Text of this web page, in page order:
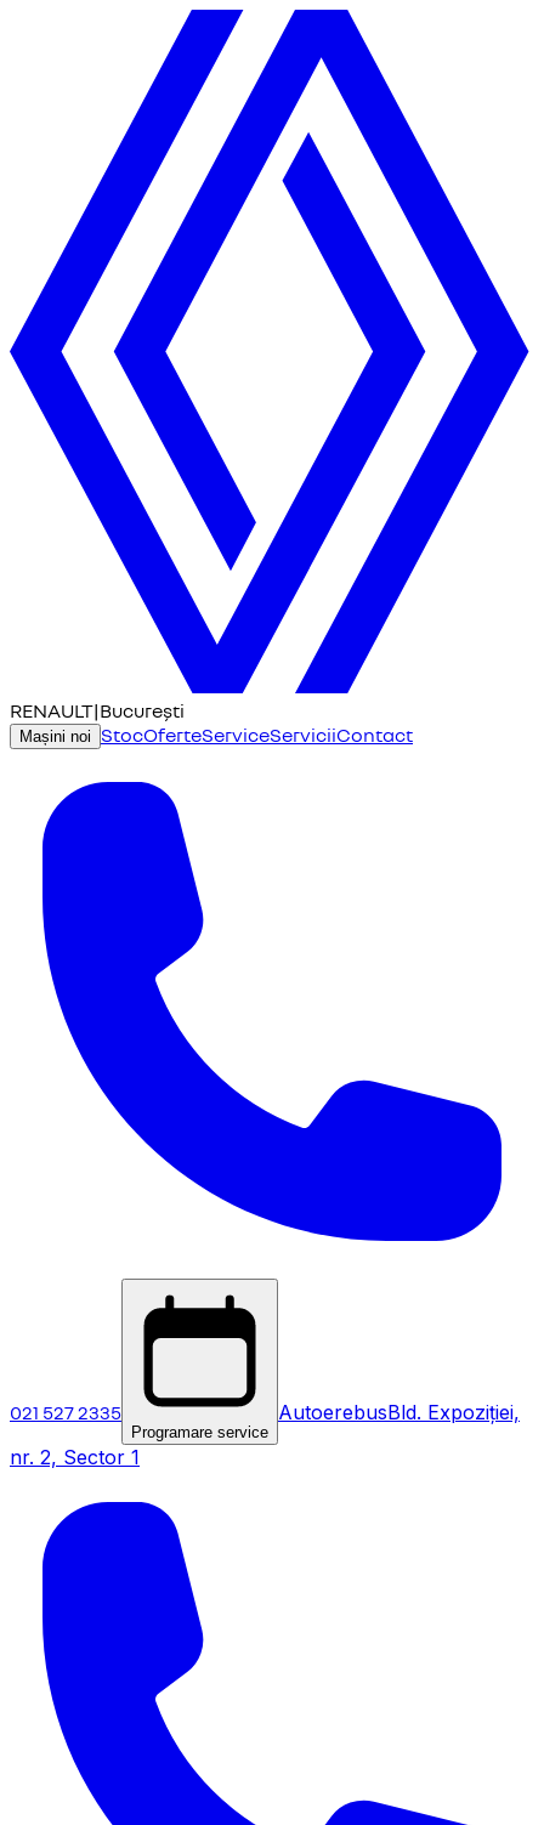
RENAULT|București
Mașini noi StocOferteServiceServiciiContact
021 527 2335
Programare service
AutoerebusBld. Expoziției,
nr. 2, Sector 1